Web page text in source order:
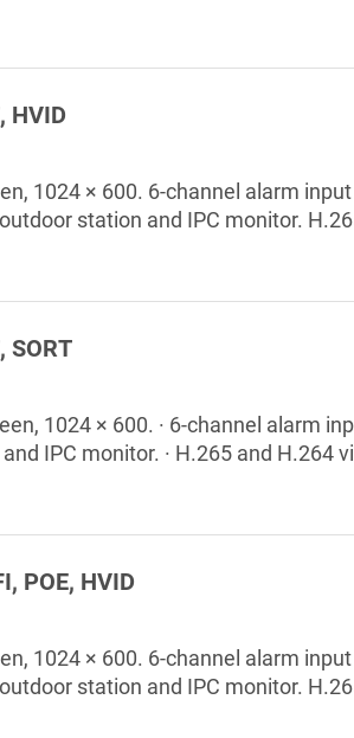
HVID
1024 × 600. 6-channel alarm
station and IPC monitor.
effective period. High-
SORT
1024 × 600. · 6-channel alarm
IPC monitor. · H.265 and H.264
POE, HVID
1024 × 600. 6-channel alarm
station and IPC monitor.
effective period. High-